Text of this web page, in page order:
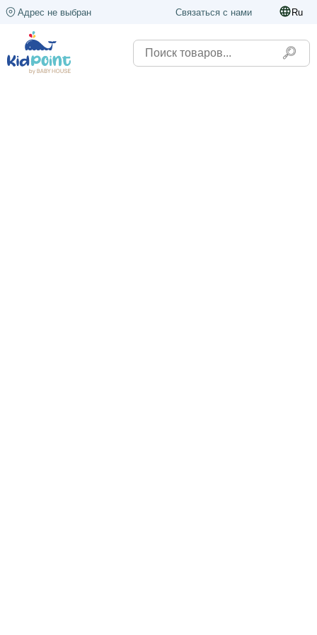
Адрес не выбран Связаться с нами Ru